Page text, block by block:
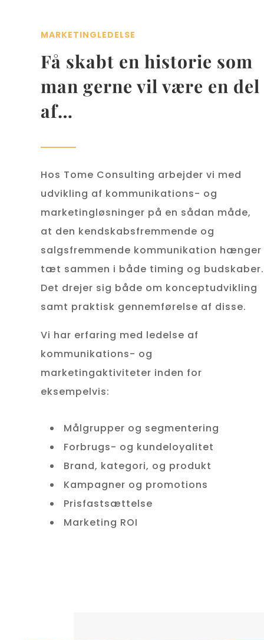
MARKETINGLEDELSE
Få skabt en historie som
man gerne vil være en del
af…
Hos Tome Consulting arbejder vi med
udvikling af kommunikations- og
marketingløsninger på en sådan måde,
at den kendskabsfremmende og
salgsfremmende kommunikation hænger
tæt sammen i både timing og budskaber.
Det drejer sig både om konceptudvikling
samt praktisk gennemførelse af disse.
Vi har erfaring med ledelse af
kommunikations- og
marketingaktiviteter inden for
eksempelvis:
Målgrupper og segmentering
Forbrugs- og kundeloyalitet
Brand, kategori, og produkt
Kampagner og promotions
Prisfastsættelse
Marketing ROI